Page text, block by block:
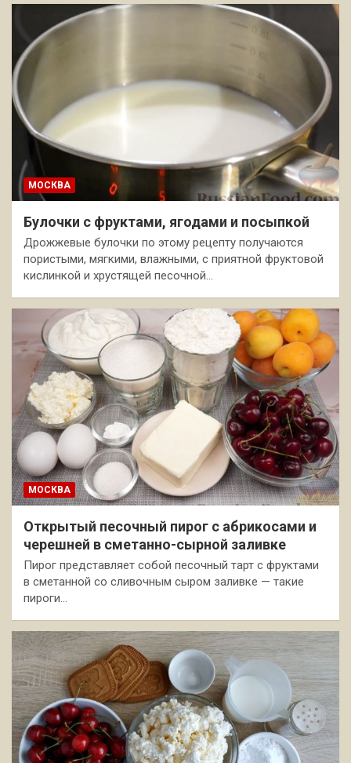
МОСКВА
Булочки с фруктами, ягодами и посыпкой
Дрожжевые булочки по этому рецепту получаются
пористыми, мягкими, влажными, с приятной фруктовой
кислинкой и хрустящей песочной…
МОСКВА
Открытый песочный пирог с абрикосами и
черешней в сметанно-сырной заливке
Пирог представляет собой песочный тарт с фруктами
в сметанной со сливочным сыром заливке — такие
пироги…